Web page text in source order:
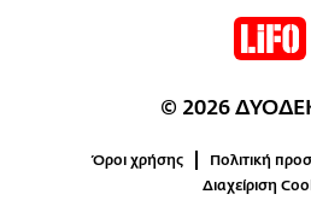
© 2026
Όροι χρήσης
Πολιτική
Διαχείριση